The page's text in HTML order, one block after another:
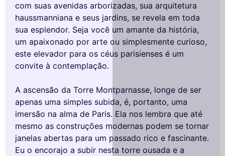
com suas avenidas arborizadas, sua arquitetura
haussmanniana e seus jardins, se revela em toda
sua esplendor. Seja você um amante da história,
um apaixonado por arte ou simplesmente curioso,
este elevador para os céus parisienses é um
convite à contemplação.
A ascensão da Torre Montparnasse, longe de ser
apenas uma simples subida, é, portanto, uma
imersão na alma de Paris. Ela nos lembra que até
mesmo as construções modernas podem se tornar
janelas abertas para um passado rico e fascinante.
Eu o encorajo a subir nesta torre ousada e a